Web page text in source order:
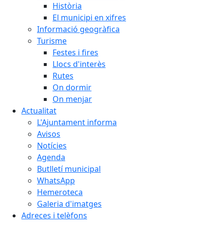
Història
El municipi en xifres
Informació geogràfica
Turisme
Festes i fires
Llocs d'interès
Rutes
On dormir
On menjar
Actualitat
L'Ajuntament informa
Avisos
Notícies
Agenda
Butlletí municipal
WhatsApp
Hemeroteca
Galeria d'imatges
Adreces i telèfons